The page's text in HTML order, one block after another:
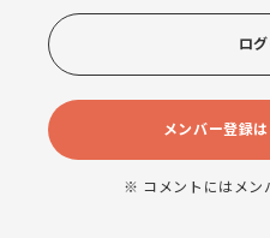
ロ
メンバー登録は
※ コメントにはメン